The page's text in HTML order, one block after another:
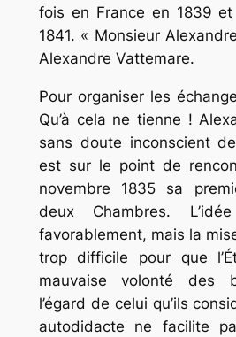
fois en France en 1839
1841. « Monsieur
Alexandre Vattemare.
Pour organiser les
Qu’à cela ne tienne !
sans doute inconscient
est sur le point de
novembre 1835 sa
deux Chambres.
favorablement, mais la
trop difficile pour que
mauvaise volonté des
l’égard de celui qu’ils
autodidacte ne facilite